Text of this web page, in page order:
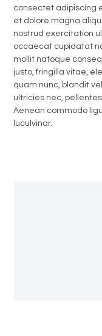
consectet adipiscing
et dolore magna
nostrud exercitation
occaecat cupidatat
mollit natoque
justo, fringilla vitae,
quam nunc, blandit
ultricies nec,
Aenean commodo
luculvinar.